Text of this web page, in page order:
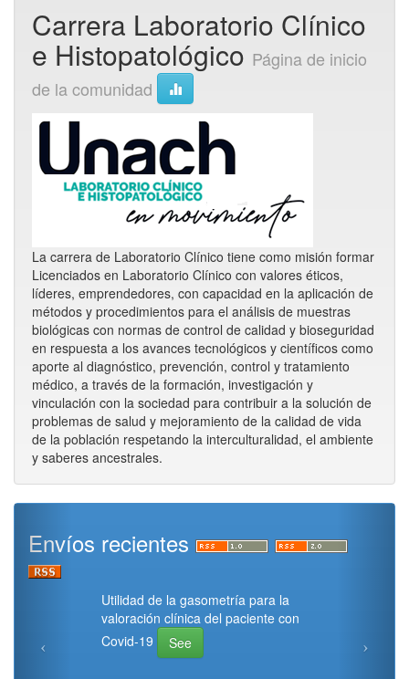
Carrera Laboratorio Clínico
e Histopatológico Página de inicio
de la comunidad
La carrera de Laboratorio Clínico tiene como misión formar
Licenciados en Laboratorio Clínico con valores éticos,
líderes, emprendedores, con capacidad en la aplicación de
métodos y procedimientos para el análisis de muestras
biológicas con normas de control de calidad y bioseguridad
en respuesta a los avances tecnológicos y científicos como
aporte al diagnóstico, prevención, control y tratamiento
médico, a través de la formación, investigación y
vinculación con la sociedad para contribuir a la solución de
problemas de salud y mejoramiento de la calidad de vida
de la población respetando la interculturalidad, el ambiente
y saberes ancestrales.
Envíos recientes
Utilidad de la gasometría para la
valoración clínica del paciente con
Covid-19
See